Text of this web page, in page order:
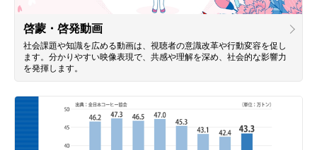
啓蒙・啓発動画
社会課題や知識を広める動画は、視聴者の意識改革や行動変容を促し
ます。分かりやすい映像表現で、共感や理解を深め、社会的な影響力
を発揮します。